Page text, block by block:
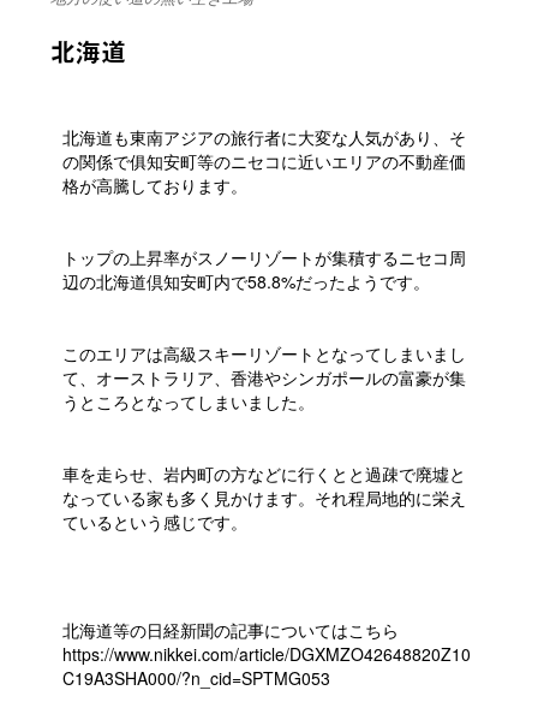
北海道
北海道も東南アジアの旅行者に大変な人気があり、そ
の関係で俱知安町等のニセコに近いエリアの不動産価
格が高騰しております。
トップの上昇率がスノーリゾートが集積するニセコ周
辺の北海道倶知安町内で58.8%だったようです。
このエリアは高級スキーリゾートとなってしまいまし
て、オーストラリア、香港やシンガポールの富豪が集
うところとなってしまいました。
車を走らせ、岩内町の方などに行くとと過疎で廃墟と
なっている家も多く見かけます。それ程局地的に栄え
ているという感じです。
北海道等の日経新聞の記事についてはこちら
https://www.nikkei.com/article/DGXMZO42648820Z10
C19A3SHA000/?n_cid=SPTMG053